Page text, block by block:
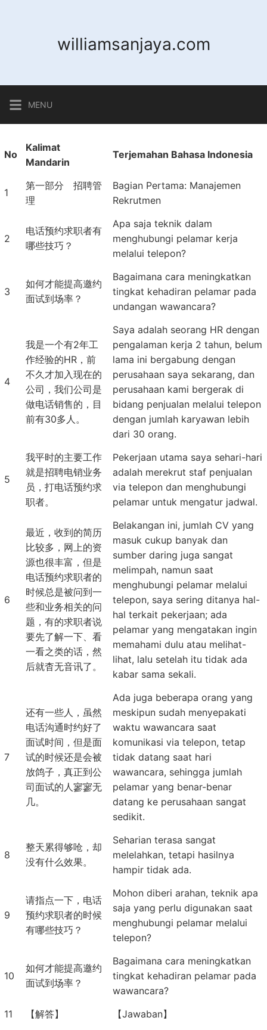
williamsanjaya.com
MENU
No
Kalimat
Mandarin
Terjemahan Bahasa Indonesia
1
第一部分 招聘管
理
Bagian Pertama: Manajemen
Rekrutmen
2
电话预约求职者有
哪些技巧？
Apa saja teknik dalam
menghubungi pelamar kerja
melalui telepon?
3
如何才能提高邀约
面试到场率？
Bagaimana cara meningkatkan
tingkat kehadiran pelamar pada
undangan wawancara?
4
我是一个有2年工
作经验的HR，前
不久才加入现在的
公司，我们公司是
做电话销售的，目
前有30多人。
Saya adalah seorang HR dengan
pengalaman kerja 2 tahun, belum
lama ini bergabung dengan
perusahaan saya sekarang, dan
perusahaan kami bergerak di
bidang penjualan melalui telepon
dengan jumlah karyawan lebih
dari 30 orang.
5
我平时的主要工作
就是招聘电销业务
员，打电话预约求
职者。
Pekerjaan utama saya sehari-hari
adalah merekrut staf penjualan
via telepon dan menghubungi
pelamar untuk mengatur jadwal.
6
最近，收到的简历
比较多，网上的资
源也很丰富，但是
电话预约求职者的
时候总是被问到一
些和业务相关的问
题，有的求职者说
要先了解一下、看
一看之类的话，然
后就杳无音讯了。
Belakangan ini, jumlah CV yang
masuk cukup banyak dan
sumber daring juga sangat
melimpah, namun saat
menghubungi pelamar melalui
telepon, saya sering ditanya hal-
hal terkait pekerjaan; ada
pelamar yang mengatakan ingin
memahami dulu atau melihat-
lihat, lalu setelah itu tidak ada
kabar sama sekali.
7
还有一些人，虽然
电话沟通时约好了
面试时间，但是面
试的时候还是会被
放鸽子，真正到公
司面试的人寥寥无
几。
Ada juga beberapa orang yang
meskipun sudah menyepakati
waktu wawancara saat
komunikasi via telepon, tetap
tidak datang saat hari
wawancara, sehingga jumlah
pelamar yang benar-benar
datang ke perusahaan sangat
sedikit.
8
整天累得够呛，却
没有什么效果。
Seharian terasa sangat
melelahkan, tetapi hasilnya
hampir tidak ada.
9
请指点一下，电话
预约求职者的时候
有哪些技巧？
Mohon diberi arahan, teknik apa
saja yang perlu digunakan saat
menghubungi pelamar melalui
telepon?
10
如何才能提高邀约
面试到场率？
Bagaimana cara meningkatkan
tingkat kehadiran pelamar pada
wawancara?
11
【解答】 【Jawaban】